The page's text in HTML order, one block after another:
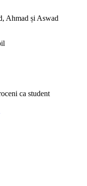
Ahmad și Aswad
ca student